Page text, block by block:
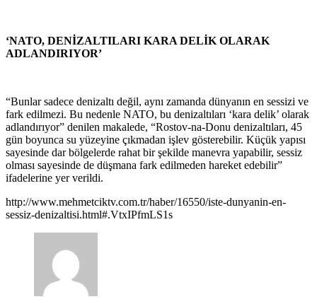
‘NATO, DENİZALTILARI KARA DELİK OLARAK
ADLANDIRIYOR’
“Bunlar sadece denizaltı değil, aynı zamanda dünyanın en sessizi ve
fark edilmezi. Bu nedenle NATO, bu denizaltıları ‘kara delik’ olarak
adlandırıyor” denilen makalede, “Rostov-na-Donu denizaltıları, 45
gün boyunca su yüzeyine çıkmadan işlev gösterebilir. Küçük yapısı
sayesinde dar bölgelerde rahat bir şekilde manevra yapabilir, sessiz
olması sayesinde de düşmana fark edilmeden hareket edebilir”
ifadelerine yer verildi.
http://www.mehmetciktv.com.tr/haber/16550/iste-dunyanin-en-
sessiz-denizaltisi.html#.VtxIPfmLS1s